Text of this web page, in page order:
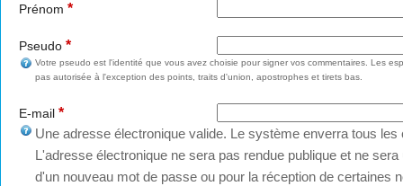
Prénom *
Pseudo *
Votre pseudo est l'identité que vous avez choisie pour signer vos commentaires. Les
pas autorisée à l'exception des points, traits d'union, apostrophes et tirets bas.
E-mail *
Une adresse électronique valide. Le système enverra tous
L'adresse électronique ne sera pas rendue publique et ne
d'un nouveau mot de passe ou pour la réception de certaines